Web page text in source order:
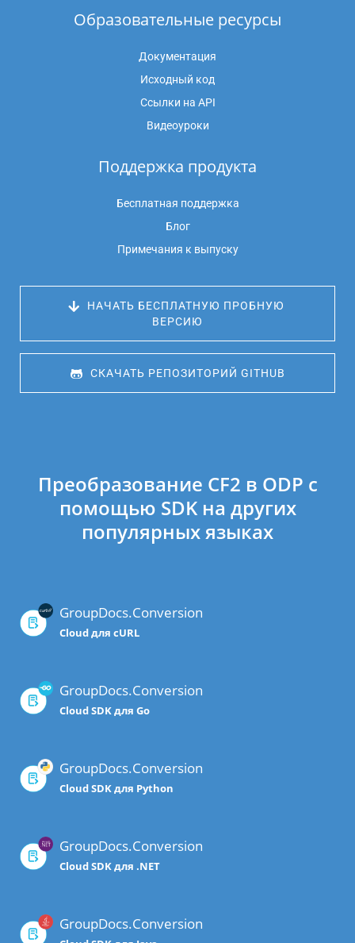
Образовательные ресурсы
Документация
Исходный код
Ссылки на API
Видеоуроки
Поддержка продукта
Бесплатная поддержка
Блог
Примечания к выпуску
НАЧАТЬ БЕСПЛАТНУЮ ПРОБНУЮ
ВЕРСИЮ
СКАЧАТЬ РЕПОЗИТОРИЙ GITHUB
Преобразование CF2 в ODP с
помощью SDK на других
популярных языках
GroupDocs.Conversion
Cloud для cURL
GroupDocs.Conversion
Cloud SDK для Go
GroupDocs.Conversion
Cloud SDK для Python
GroupDocs.Conversion
Cloud SDK для .NET
GroupDocs.Conversion